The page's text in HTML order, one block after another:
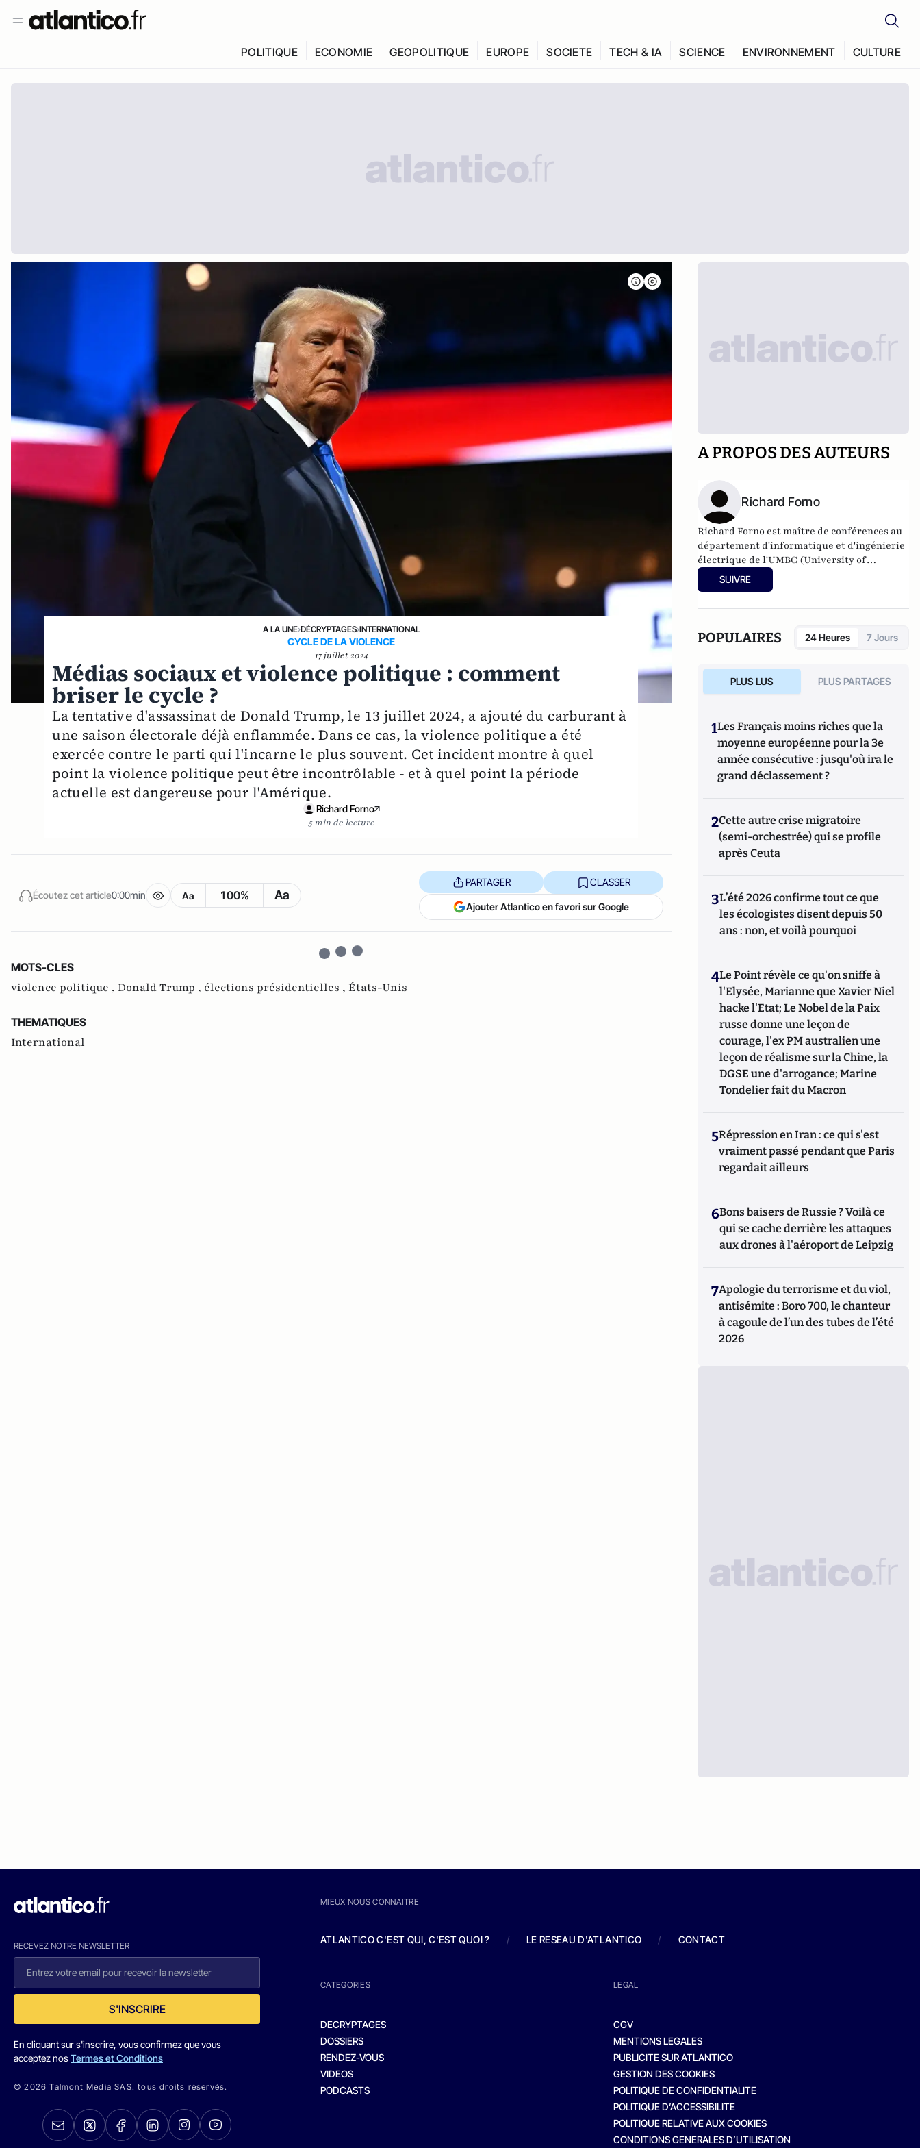
POLITIQUE ECONOMIE GEOPOLITIQUE EUROPE SOCIETE TECH & IA SCIENCE ENVIRONNEMENT CULTURE
A LA UNE›DÉCRYPTAGES›INTERNATIONAL
CYCLE DE LA VIOLENCE
17 juillet 2024
Médias sociaux et violence politique : comment
briser le cycle ?
La tentative d'assassinat de Donald Trump, le 13 juillet 2024, a ajouté du carburant à
une saison électorale déjà enflammée. Dans ce cas, la violence politique a été
exercée contre le parti qui l'incarne le plus souvent. Cet incident montre à quel
point la violence politique peut être incontrôlable - et à quel point la période
actuelle est dangereuse pour l'Amérique.
Richard Forno
5 min de lecture
Écoutez cet article0:00min Aa 100% Aa
PARTAGER CLASSER
Ajouter Atlantico en favori sur Google
MOTS-CLES
violence politique , Donald Trump , élections présidentielles , États-Unis
THEMATIQUES
International
A PROPOS DES AUTEURS
Richard Forno
Richard Forno est maître de conférences au
département d'informatique et d'ingénierie
électrique de l'UMBC (University of
Maryland, Baltimore County). Il y dirige le
programme d'études supérieures en
l'UMBC et est chercheur affilié au centre
pour l'internet et la société (CIS) de la
SUIVRE
POPULAIRES 24 Heures 7 Jours
PLUS LUS PLUS PARTAGES
1Les Français moins riches que la
moyenne européenne pour la 3e
année consécutive : jusqu'où ira le
grand déclassement ?
2Cette autre crise migratoire
(semi-orchestrée) qui se profile
après Ceuta
3L’été 2026 confirme tout ce que
les écologistes disent depuis 50
ans : non, et voilà pourquoi
4Le Point révèle ce qu'on sniffe à
l'Elysée, Marianne que Xavier Niel
hacke l'Etat; Le Nobel de la Paix
russe donne une leçon de
courage, l'ex PM australien une
leçon de réalisme sur la Chine, la
DGSE une d'arrogance; Marine
Tondelier fait du Macron
5Répression en Iran : ce qui s'est
vraiment passé pendant que Paris
regardait ailleurs
6Bons baisers de Russie ? Voilà ce
qui se cache derrière les attaques
aux drones à l'aéroport de Leipzig
7Apologie du terrorisme et du viol,
antisémite : Boro 700, le chanteur
à cagoule de l’un des tubes de l’été
2026
RECEVEZ NOTRE NEWSLETTER
S'INSCRIRE
En cliquant sur s'inscrire, vous confirmez que vous
acceptez nosTermes et Conditions
© 2026 Talmont Media SAS. tous droits réservés.
MIEUX NOUS CONNAITRE
ATLANTICO C'EST QUI, C'EST QUOI ? / LE RESEAU D'ATLANTICO / CONTACT
CATEGORIES
DECRYPTAGES
DOSSIERS
RENDEZ-VOUS
VIDEOS
PODCASTS
LEGAL
CGV
MENTIONS LEGALES
PUBLICITE SUR ATLANTICO
GESTION DES COOKIES
POLITIQUE DE CONFIDENTIALITE
POLITIQUE D’ACCESSIBILITE
POLITIQUE RELATIVE AUX COOKIES
CONDITIONS GENERALES D’UTILISATION